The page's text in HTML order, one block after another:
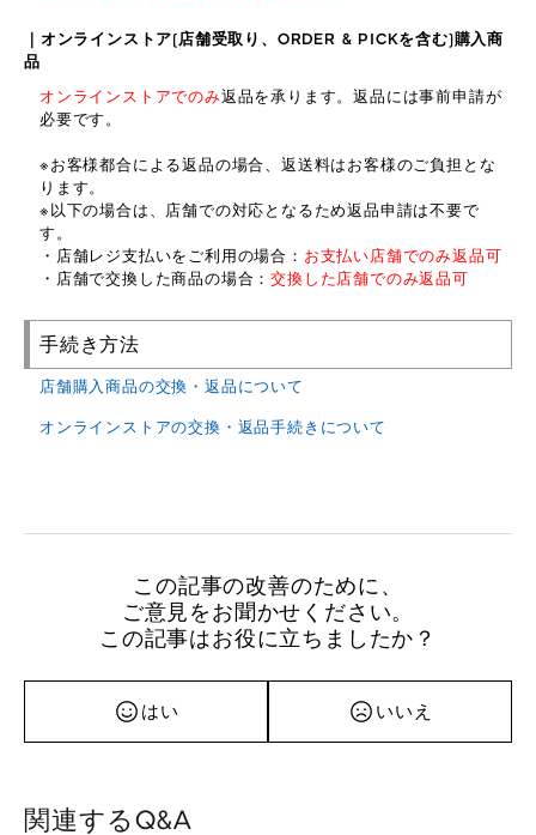
｜オンラインストア(店舗受取り、ORDER & PICKを含む)購入商
品
オンラインストアでのみ返品を承ります。返品には事前申請が
必要です。
※お客様都合による返品の場合、返送料はお客様のご負担とな
ります。
※以下の場合は、店舗での対応となるため返品申請は不要で
す。
・店舗レジ支払いをご利用の場合： お支払い店舗でのみ返品可
・店舗で交換した商品の場合：交換した店舗でのみ返品可
手続き方法
店舗購入商品の交換・返品について
オンラインストアの交換・返品手続きについて
この記事の改善のために、
ご意見をお聞かせください。
この記事はお役に立ちましたか？
はい いいえ
関連するQ&A